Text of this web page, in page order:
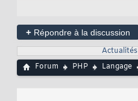
+ Répondre à la discussion
Actualités
Forum
PHP Langage